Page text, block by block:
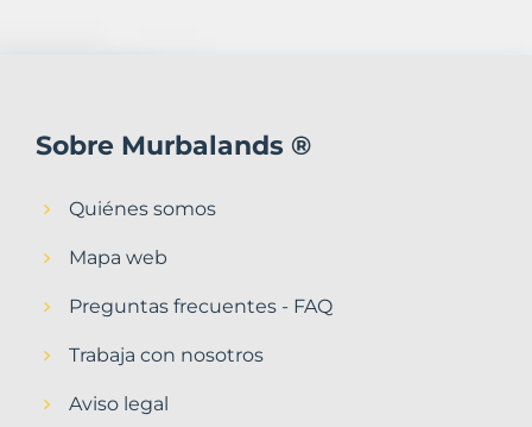
Sobre Murbalands ®
Quiénes somos
Mapa web
Preguntas frecuentes - FAQ
Trabaja con nosotros
Aviso legal